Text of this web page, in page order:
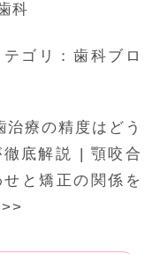
科
ゴリ： 歯科ブロ
治療の精度はどう
底解説
| 顎咬合
と矯正の関係を
>>